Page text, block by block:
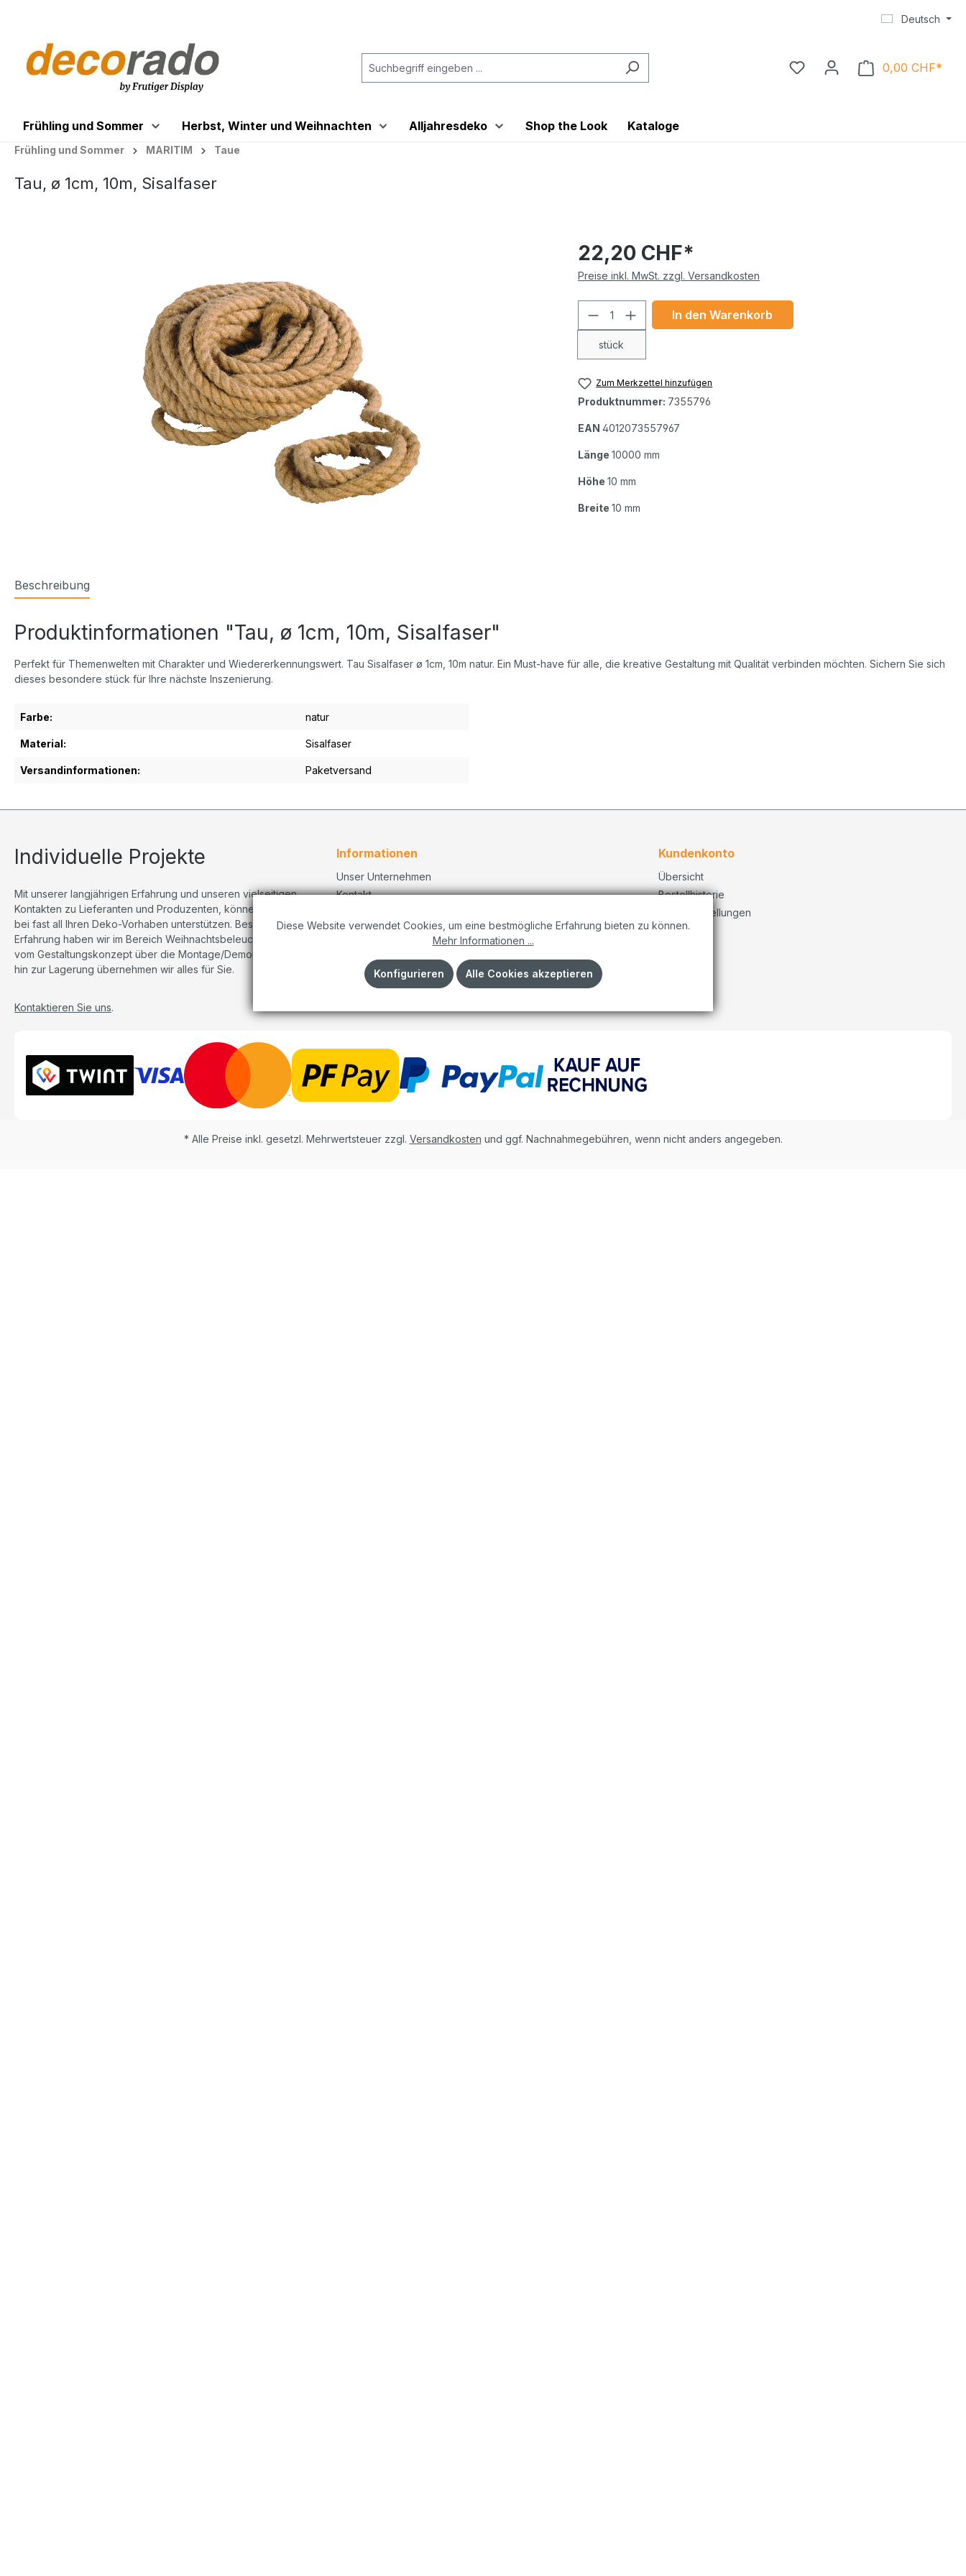
Deutsch
0,00 CHF*
Frühling und Sommer Herbst, Winter und Weihnachten Alljahresdeko Shop the Look Kataloge
Frühling und Sommer MARITIM Taue
Tau, ø 1cm, 10m, Sisalfaser
22,20 CHF*
Preise inkl. MwSt. zzgl. Versandkosten
Produkt Anzahl: Gib den gewünschten Wert
stück
In den Warenkorb
Zum Merkzettel hinzufügen
Produktnummer: 7355796
EAN 4012073557967
Länge 10000 mm
Höhe 10 mm
Breite 10 mm
Beschreibung
Produktinformationen "Tau, ø 1cm, 10m, Sisalfaser"
Perfekt für Themenwelten mit Charakter und Wiedererkennungswert. Tau Sisalfaser ø 1cm, 10m natur. Ein Must-have für alle, die kreative Gestaltung mit Qualität verbinden möchten. Sichern Sie sich
dieses besondere stück für Ihre nächste Inszenierung.
Farbe: natur
Material: Sisalfaser
Versandinformationen: Paketversand
Individuelle Projekte
Mit unserer langjährigen Erfahrung und unseren vielseitigen
Kontakten zu Lieferanten und Produzenten, können wir Sie
bei fast all Ihren Deko-Vorhaben unterstützen. Besonders viel
Erfahrung haben wir im Bereich Weihnachtsbeleuchtungen,
vom Gestaltungskonzept über die Montage/Demontage bis
hin zur Lagerung übernehmen wir alles für Sie.
Kontaktieren Sie uns.
Informationen
Unser Unternehmen
Kontakt
Datenschutzerklärung
Dekorationskonzepte
Impressum
Kundenkonto
Übersicht
Bestellhistorie
Konto Einstellungen
* Alle Preise inkl. gesetzl. Mehrwertsteuer zzgl. Versandkosten und ggf. Nachnahmegebühren, wenn nicht anders angegeben.
Diese Website verwendet Cookies, um eine bestmögliche Erfahrung bieten zu können.
Mehr Informationen ...
Konfigurieren Alle Cookies akzeptieren